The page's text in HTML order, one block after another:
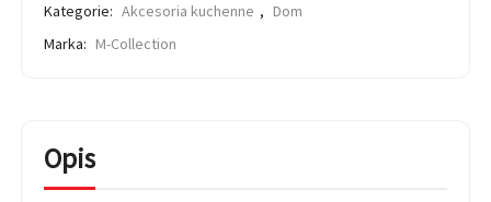
Kategorie: Akcesoria kuchenne , Dom
Marka: M-Collection
Opis